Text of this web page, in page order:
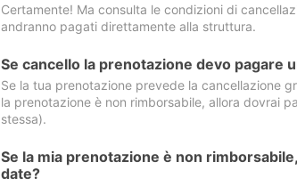
Certamente! Ma consulta le condizioni di
andranno pagati direttamente alla struttura.
Se cancello la prenotazione devo pagare
Se la tua prenotazione prevede la cancellazione
la prenotazione è non rimborsabile, allora dovrai
stessa).
Se la mia prenotazione è non
date?